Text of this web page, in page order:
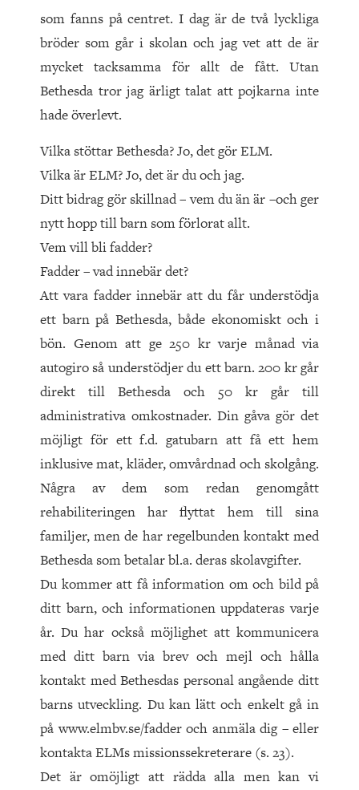
som fanns på centret. I dag är de två lyckliga
bröder som går i skolan och jag vet att de är
mycket tacksamma för allt de fått. Utan
Bethesda tror jag ärligt talat att pojkarna inte
hade överlevt.
Vilka stöttar Bethesda? Jo, det gör ELM.
Vilka är ELM? Jo, det är du och jag.
Ditt bidrag gör skillnad – vem du än är –och ger
nytt hopp till barn som förlorat allt.
Vem vill bli fadder?
Fadder – vad innebär det?
Att vara fadder innebär att du får understödja
ett barn på Bethesda, både ekonomiskt och i
bön. Genom att ge 250 kr varje månad via
autogiro så understödjer du ett barn. 200 kr går
direkt till Bethesda och 50 kr går till
administrativa omkostnader. Din gåva gör det
möjligt för ett f.d. gatubarn att få ett hem
inklusive mat, kläder, omvårdnad och skolgång.
Några av dem som redan genomgått
rehabiliteringen har flyttat hem till sina
familjer, men de har regel­bunden kontakt med
Bethesda som betalar bl.a. deras skolavgifter.
Du kommer att få information om och bild på
ditt barn, och informationen uppdateras varje
år. Du har också möjlighet att kommunicera
med ditt barn via brev och mejl och hålla
kontakt med Bethesdas personal angående ditt
barns utveckling. Du kan lätt och enkelt gå in
på www.elmbv.se/fadder och anmäla dig – eller
kontakta ELMs missionssekreterare (s. 23).
Det är omöjligt att rädda alla men kan vi